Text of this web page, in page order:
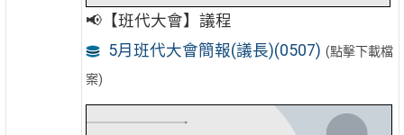
📢【班代大會】議程
5月班代大會簡報(議長)(0507) (點擊下載檔
案)